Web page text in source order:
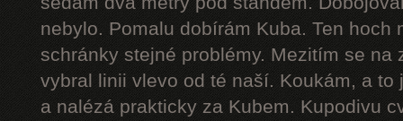
nebylo. Pomalu dobírám Kuba. Ten hoch
schránky stejné problémy. Mezitím se na
vybral linii vlevo od té naší. Koukám, a
a nalézá prakticky za Kubem. Kupodivu